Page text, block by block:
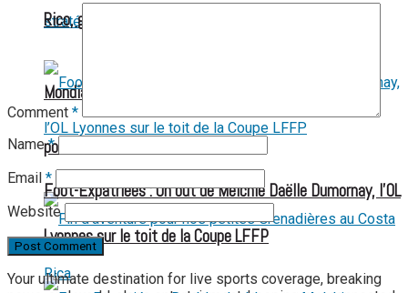
Mondial féminin 2027 : une liste élargie et stratégique
pour les Grenadières
Rico, grosse désillusion
Foot-Expatriées : Un but de Melchie Daëlle Dumornay, l’OL
Lyonnes sur le toit de la Coupe LFFP
Comment *
Name*
Email *
Website
Your ultimate destination for live sports coverage, breaking